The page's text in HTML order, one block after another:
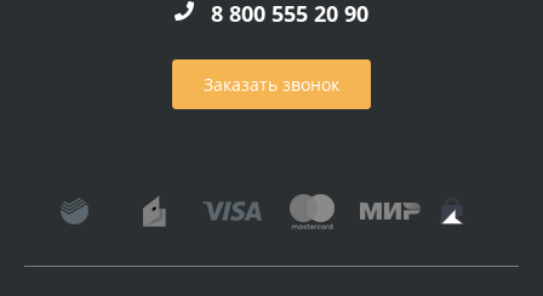
8 800 555 20 90
Заказать звонок